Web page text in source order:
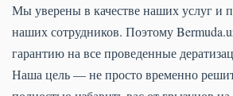
Мы уверены в качестве наших услуг и
наших сотрудников. Поэтому
гарантию на все проведенные
Наша цель — не просто временно